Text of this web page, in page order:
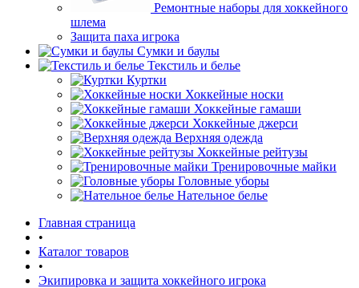
Ремонтные наборы для хоккейного
шлема
Защита паха игрока
Сумки и баулы
Текстиль и белье
Куртки
Хоккейные носки
Хоккейные гамаши
Хоккейные джерси
Верхняя одежда
Хоккейные рейтузы
Тренировочные майки
Головные уборы
Нательное белье
Главная страница
•
Каталог товаров
•
Экипировка и защита хоккейного игрока